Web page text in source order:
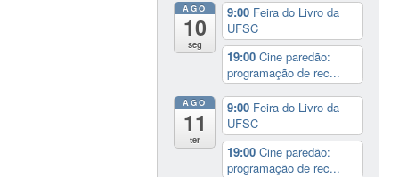
AGO
10
seg
9:00 Feira do Livro da
UFSC
19:00Cine paredão:
programação de rec...
AGO
11
ter
9:00 Feira do Livro da
UFSC
19:00Cine paredão:
programação de rec...